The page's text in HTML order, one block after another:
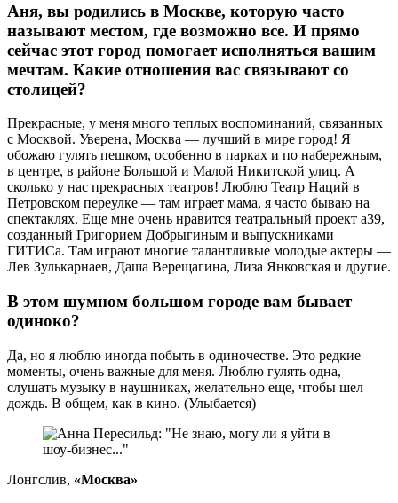
Аня, вы родились в Москве, которую часто
называют местом, где возможно все. И прямо
сейчас этот город помогает исполняться вашим
мечтам. Какие отношения вас связывают со
столицей?
Прекрасные, у меня много теплых воспоминаний, связанных
с Москвой. Уверена, Москва — лучший в мире город! Я
обожаю гулять пешком, особенно в парках и по набережным,
в центре, в районе Большой и Малой Никитской улиц. А
сколько у нас прекрасных театров! Люблю Театр Наций в
Петровском переулке — там играет мама, я часто бываю на
спектаклях. Еще мне очень нравится театральный проект а39,
созданный Григорием Добрыгиным и выпускниками
ГИТИСа. Там играют многие талантливые молодые актеры —
Лев Зулькарнаев, Даша Верещагина, Лиза Янковская и другие.
В этом шумном большом городе вам бывает
одиноко?
Да, но я люблю иногда побыть в одиночестве. Это редкие
моменты, очень важные для меня. Люблю гулять одна,
слушать музыку в наушниках, желательно еще, чтобы шел
дождь. В общем, как в кино. (Улыбается)
Лонгслив, «Москва»